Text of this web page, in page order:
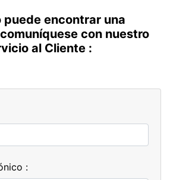
puede encontrar una
con nuestro
al Cliente :
: